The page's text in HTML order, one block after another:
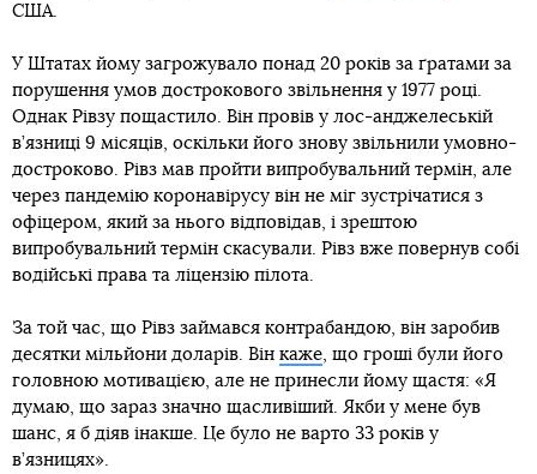
США.
У Штатах йому загрожувало понад 20 років за ґратами за
порушення умов дострокового звільнення у 1977 році.
Однак Рівзу пощастило. Він провів у лос-анджелеській
в’язниці 9 місяців, оскільки його знову звільнили умовно-
достроково. Рівз мав пройти випробувальний термін, але
через пандемію коронавірусу він не міг зустрічатися з
офіцером, який за нього відповідав, і зрештою
випробувальний термін скасували. Рівз вже повернув собі
водійські права та ліцензію пілота.
За той час, що Рівз займався контрабандою, він заробив
десятки мільйони доларів. Він каже , що гроші були його
головною мотивацією, але не принесли йому щастя: «Я
думаю, що зараз значно щасливіший. Якби у мене був
шанс, я б діяв інакше. Це було не варто 33 років у
в’язницях».